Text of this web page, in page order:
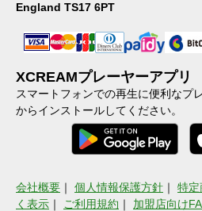
England TS17 6PT
XCREAMプレーヤーアプリ
スマートフォンでの再生に便利なプ
からインストールしてください。
会社概要 ｜ 個人情報保護方針 ｜ 特定
く表示 ｜ ご利用規約 ｜ 加盟店向け